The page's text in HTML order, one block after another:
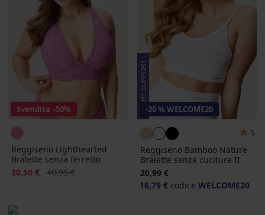
Svendita -50%
Reggiseno Lighthearted
Bralette senza ferretto
Sconto
20,50 € Prezzo originale
40,99 €
-20 % WELCOME20
5
Reggiseno Bamboo Nature
Bralette senza cuciture II
20,99 €
16,79 € codice WELCOME20